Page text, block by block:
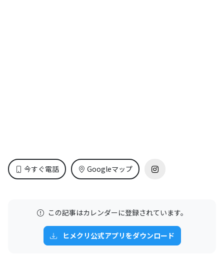
今すぐ電話 Googleマップ
この記事はカレンダーに登録されています。
ヒメクリ公式アプリをダウンロード